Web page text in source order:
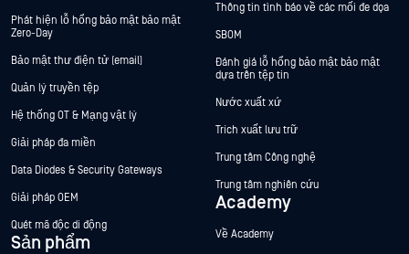
Phát hiện lỗ hổng bảo mật bảo mật
Zero-Day
Bảo mật thư điện tử (email)
Quản lý truyền tệp
Hệ thống OT & Mạng vật lý
Giải pháp đa miền
Data Diodes & Security Gateways
Giải pháp OEM
Quét mã độc di động
Sản phẩm
Thông tin tình báo về các mối đe dọa
SBOM
Đánh giá lỗ hổng bảo mật bảo mật
dựa trên tệp tin
Nước xuất xứ
Trích xuất lưu trữ
Trung tâm Công nghệ
Trung tâm nghiên cứu
Academy
Về Academy